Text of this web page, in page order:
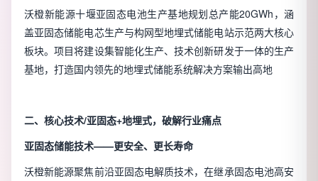
沃橙新能源十堰亚固态电池生产基地规划总产能20GWh，涵
盖亚固态储能电芯生产与构网型地埋式储能电站示范两大核心
板块。项目将建设集智能化生产、技术创新研发于一体的生产
基地，打造国内领先的地埋式储能系统解决方案输出高地
二、核心技术/亚固态+地埋式，破解行业痛点
亚固态储能技术——更安全、更长寿命
沃橙新能源聚焦前沿亚固态电解质技术，在继承固态电池高安